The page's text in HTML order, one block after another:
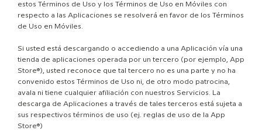
estos Términos de Uso y los Términos de Uso en Móviles con
respecto a las Aplicaciones se resolverá en favor de los Términos
de Uso en Móviles.
Si usted está descargando o accediendo a una Aplicación vía una
tienda de aplicaciones operada por un tercero (por ejemplo, App
Store®), usted reconoce que tal tercero no es una parte y no ha
convenido estos Términos de Uso ni, de otro modo patrocina,
avala ni tiene cualquier afiliación con nuestros Servicios. La
descarga de Aplicaciones a través de tales terceros está sujeta a
sus respectivos términos de uso (ej. reglas de uso de la App
Store®)